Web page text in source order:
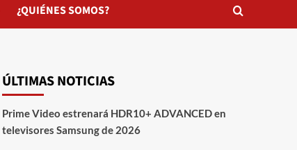
¿QUIÉNES SOMOS?
ÚLTIMAS NOTICIAS
Prime Video estrenará HDR10+ ADVANCED en
televisores Samsung de 2026